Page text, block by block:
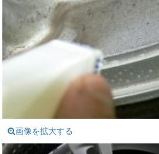
画像を拡大する